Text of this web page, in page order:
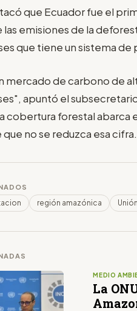
que Ecuador fue el
emisiones de la
que tiene un sistema de
mercado de carbono de
apuntó el
cobertura forestal
no se reduzca esa cifra.
región amazónica
MEDIO
La